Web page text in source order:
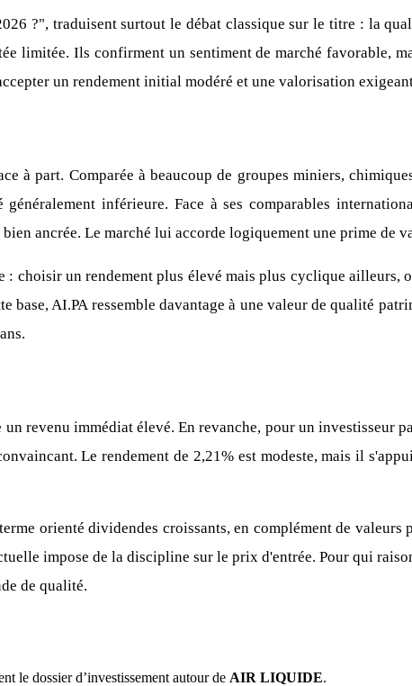
?", traduisent surtout le débat classique sur le titre : la
limitée. Ils confirment un sentiment de marché favorable,
un rendement initial modéré et une valorisation
à part. Comparée à beaucoup de groupes miniers,
inférieure. Face à ses comparables
ancrée. Le marché lui accorde logiquement une prime de
choisir un rendement plus élevé mais plus cyclique ailleurs,
base, AI.PA ressemble davantage à une valeur de qualité
revenu immédiat élevé. En revanche, pour un investisseur
Le rendement de 2,21% est modeste, mais il
orienté dividendes croissants, en complément de valeurs
impose de la discipline sur le prix d'entrée. Pour qui
de qualité.
le dossier d’investissement autour de AIR LIQUIDE.